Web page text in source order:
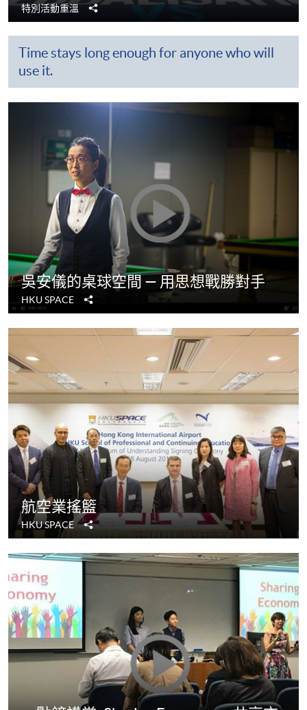
特別活動重溫
分
享
Time stays long enough for anyone who will
use it.
吳安儀的桌球空間 — 用思想戰勝對手
HKU SPACE
享
航空業搖籃
HKU SPACE
分
享